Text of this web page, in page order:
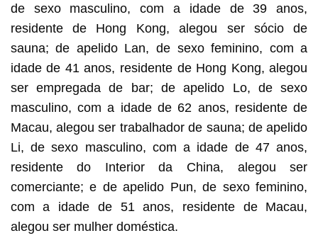
de sexo masculino, com a idade de 39 anos,
residente de Hong Kong, alegou ser sócio de
sauna; de apelido Lan, de sexo feminino, com a
idade de 41 anos, residente de Hong Kong, alegou
ser empregada de bar; de apelido Lo, de sexo
masculino, com a idade de 62 anos, residente de
Macau, alegou ser trabalhador de sauna; de apelido
Li, de sexo masculino, com a idade de 47 anos,
residente do Interior da China, alegou ser
comerciante; e de apelido Pun, de sexo feminino,
com a idade de 51 anos, residente de Macau,
alegou ser mulher doméstica.